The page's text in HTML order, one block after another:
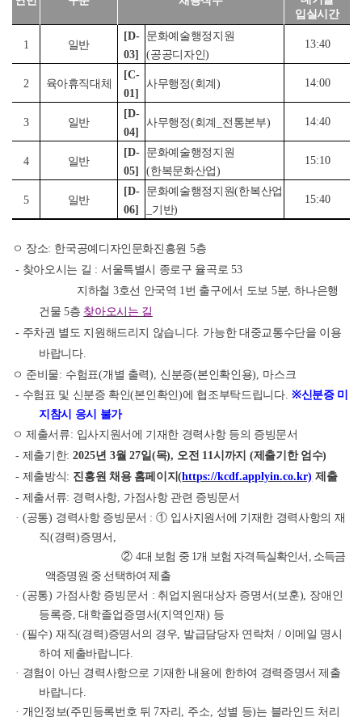
입실시간
1 일반
[D-
03]
문화예술행정지원
(공공디자인)
13:40
2 육아휴직대체
[C-
01]
사무행정(회계) 14:00
3 일반
[D-
04]
사무행정(회계 전통본부) 14:40
4 일반
[D-
05]
문화예술행정지원
(한복문화산업)
15:10
5 일반
[D-
06]
문화예술행정지원(한복산업
기반)
15:40
ㅇ 장소: 한국공예디자인문화진흥원 5층
- 찾아오시는 길 : 서울특별시 종로구 율곡로 53
지하철 3호선 안국역 1번 출구에서 도보 5분,하나은행
건물 5층 찾아오시는 길
- 주차권 별도 지원해드리지 않습니다. 가능한 대중교통수단을 이용
바랍니다.
ㅇ 준비물: 수험표(개별 출력), 신분증(본인확인용), 마스크
- 수험표 및 신분증 확인(본인확인)에 협조부탁드립니다. ※신분증 미
지참시 응시 불가
ㅇ 제출서류: 입사지원서에 기재한 경력사항 등의 증빙문서
- 제출기한:2025년 3월 27일(목), 오전 11시까지 (제출기한 엄수)
- 제출방식: 진흥원 채용 홈페이지(https://kcdf.applyin.co.kr) 제출
- 제출서류: 경력사항, 가점사항 관련 증빙문서
· (공통) 경력사항 증빙문서 :① 입사지원서에 기재한 경력사항의 재
직(경력)증명서 ,
②4대 보험 중 1개 보험 자격득실확인서 , 소득금
액증명원 중 선택하여 제출
· (공통) 가점사항 증빙문서 : 취업지원대상자 증명서 (보훈), 장애인
등록증,대학졸업증명서(지역인재 ) 등
· (필수) 재직(경력)증명서의 경우, 발급담당자 연락처 / 이메일 명시
하여 제출바랍니다.
· 경험이 아닌 경력사항으로 기재한 내용에 한하여 경력증명서 제출
바랍니다.
· 개인정보(주민등록번호 뒤 7자리 , 주소, 성별 등)는 블라인드 처리